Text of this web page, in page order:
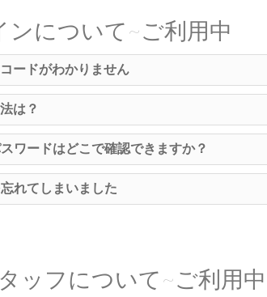
ンについて~ご利用中
ードがわかりません
は？
ワードはどこで確認できますか？
れてしまいました
ッフについて~ご利用中